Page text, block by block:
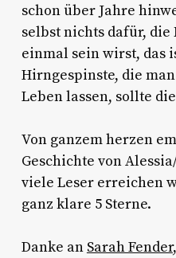
schon über Jahre
selbst nichts dafür,
einmal sein wirst, das
Hirngespinste, die
Leben lassen, sollte
Von ganzem herzen
Geschichte von
viele Leser erreichen
ganz klare 5 Sterne.
Danke an Sarah Fender